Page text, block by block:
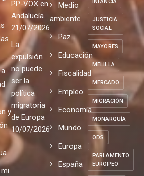
y
PP-VOX en
Andalucía.
21/07/2026
La
expulsión
no puede
ser la
política
migratoria
de Europa
10/07/2026
Medio
ambiente
Paz
Educación
Fiscalidad
Empleo
Economía
Mundo
Europa
España
JUSTICIA
SOCIAL
MAYORES
MELILLA
MERCADO
MIGRACIÓN
MONARQUÍA
ODS
PARLAMENTO
EUROPEO